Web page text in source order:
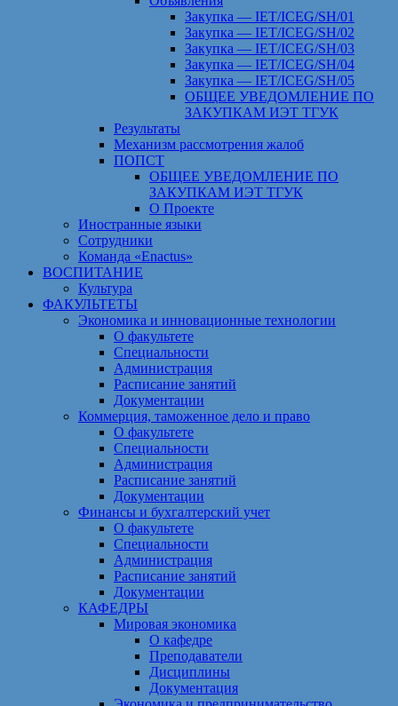
Закупка — IET/ICEG/SH/01
Закупка — IET/ICEG/SH/02
Закупка — IET/ICEG/SH/03
Закупка — IET/ICEG/SH/04
Закупка — IET/ICEG/SH/05
ОБЩЕЕ УВЕДОМЛЕНИЕ ПО
ЗАКУПКАМ ИЭТ ТГУК
Результаты
Механизм рассмотрения жалоб
ПОПСТ
ОБЩЕЕ УВЕДОМЛЕНИЕ ПО
ЗАКУПКАМ ИЭТ ТГУК
О Проекте
Иностранные языки
Сотрудники
Команда «Enactus»
ВОСПИТАНИЕ
Культура
ФАКУЛЬТЕТЫ
Экономика и инновационные технологии
О факультете
Специальности
Администрация
Расписание занятий
Документации
Коммерция, таможенное дело и право
О факультете
Специальности
Администрация
Расписание занятий
Документации
Финансы и бухгалтерский учет
О факультете
Специальности
Администрация
Расписание занятий
Документации
КАФЕДРЫ
Мировая экономика
О кафедре
Преподаватели
Дисциплины
Документация